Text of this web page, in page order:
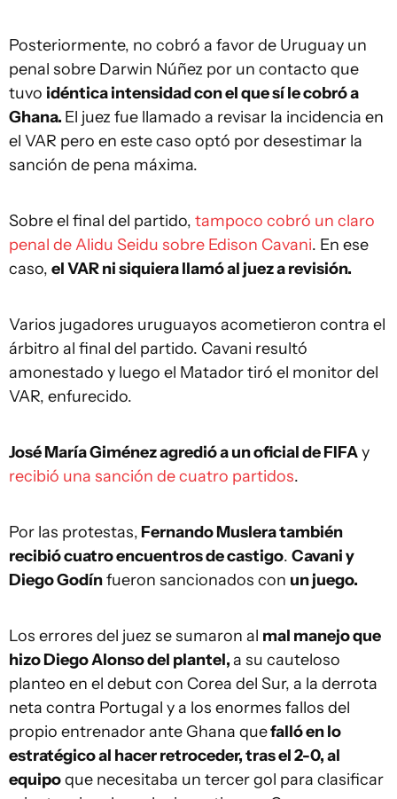
Posteriormente, no cobró a favor de Uruguay un
penal sobre Darwin Núñez por un contacto que
tuvo idéntica intensidad con el que sí le cobró a
Ghana. El juez fue llamado a revisar la incidencia en
el VAR pero en este caso optó por desestimar la
sanción de pena máxima.
Sobre el final del partido, tampoco cobró un claro
penal de Alidu Seidu sobre Edison Cavani. En ese
caso, el VAR ni siquiera llamó al juez a revisión.
Varios jugadores uruguayos acometieron contra el
árbitro al final del partido. Cavani resultó
amonestado y luego el Matador tiró el monitor del
VAR, enfurecido.
José María Giménez agredió a un oficial de FIFAy
recibió una sanción de cuatro partidos.
Por las protestas, Fernando Muslera también
recibió cuatro encuentros de castigo. Cavani y
Diego Godínfueron sancionados con un juego.
Los errores del juez se sumaron al mal manejo que
hizo Diego Alonso del plantel,a su cauteloso
planteo en el debut con Corea del Sur, a la derrota
neta contra Portugal y a los enormes fallos del
propio entrenador ante Ghana quefalló en lo
estratégico al hacer retroceder, tras el 2-0, al
equipoque necesitaba un tercer gol para clasificar